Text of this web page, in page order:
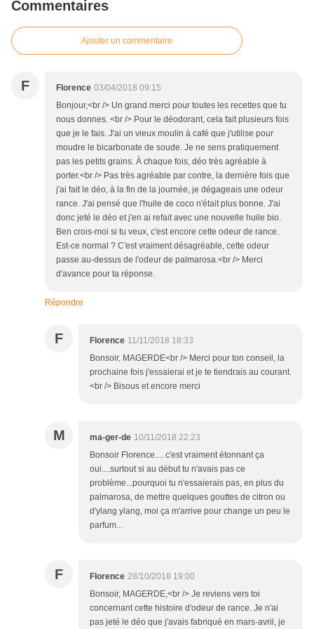
Commentaires
Ajouter un commentaire
F Florence 03/04/2018 09:15
Bonjour,<br /> Un grand merci pour toutes les recettes que tu
nous donnes. <br /> Pour le déodorant, cela fait plusieurs fois
que je le fais. J'ai un vieux moulin à café que j'utilise pour
moudre le bicarbonate de soude. Je ne sens pratiquement
pas les petits grains. À chaque fois, déo très agréable à
porter.<br /> Pas très agréable par contre, la dernière fois que
j'ai fait le déo, à la fin de la journée, je dégageais une odeur
rance. J'ai pensé que l'huile de coco n'était plus bonne. J'ai
donc jeté le déo et j'en ai refait avec une nouvelle huile bio.
Ben crois-moi si tu veux, c'est encore cette odeur de rance.
Est-ce normal ? C'est vraiment désagréable, cette odeur
passe au-dessus de l'odeur de palmarosa.<br /> Merci
d'avance pour ta réponse.
Répondre
F Florence 11/11/2018 18:33
Bonsoir, MAGERDE<br /> Merci pour ton conseil, la
prochaine fois j'essaierai et je te tiendrais au courant.
<br /> Bisous et encore merci
M ma-ger-de 10/11/2018 22:23
Bonsoir Florence.... c'est vraiment étonnant ça
oui....surtout si au début tu n'avais pas ce
problème...pourquoi tu n'essaierais pas, en plus du
palmarosa, de mettre quelques gouttes de citron ou
d'ylang ylang, moi ça m'arrive pour change un peu le
parfum...
F Florence 28/10/2018 19:00
Bonsoir, MAGERDE,<br /> Je reviens vers toi
concernant cette histoire d'odeur de rance. Je n'ai
pas jeté le déo que j'avais fabriqué en mars-avril, je